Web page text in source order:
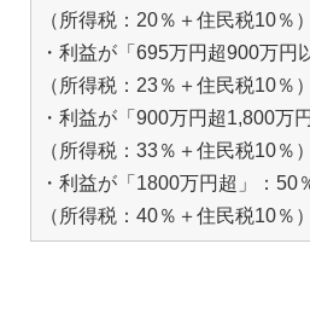
（所得税：20％＋住民税10％）
・利益が「695万円超900万円
（所得税：23％＋住民税10％）
・利益が「900万円超1,800万
（所得税：33％＋住民税10％）
・利益が「1800万円超」：50
（所得税：40％＋住民税10％）